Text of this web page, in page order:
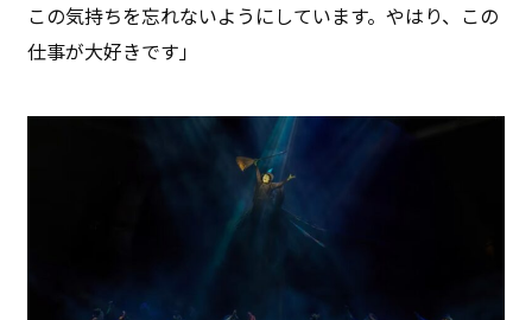
この気持ちを忘れないようにしています。やはり、この
仕事が大好きです」